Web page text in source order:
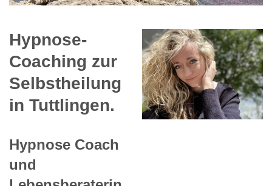
Hypnose-
Coaching zur
Selbstheilung
in Tuttlingen.
Hypnose Coach
und